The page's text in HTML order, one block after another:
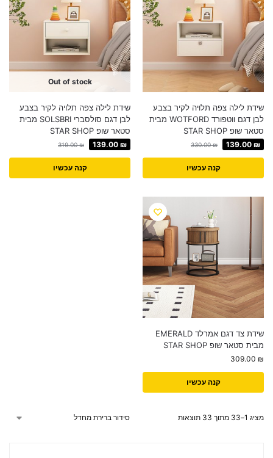
שידת לילה צפה תלויה לקיר בצבע
לבן דגם ווטפורד WOTFORD מבית
סטאר שופ STAR SHOP
330.00₪ 139.00 ₪
קנה עכשיו
Out of stock
שידת לילה צפה תלויה לקיר בצבע
לבן דגם סולסברי SOLSBRI מבית
סטאר שופ STAR SHOP
319.00₪ 139.00 ₪
קנה עכשיו
שידת צד דגם אמרלד EMERALD
מבית סטאר שופ STAR SHOP
309.00 ₪
קנה עכשיו
מציג 1–33 מתוך 33 תוצאות